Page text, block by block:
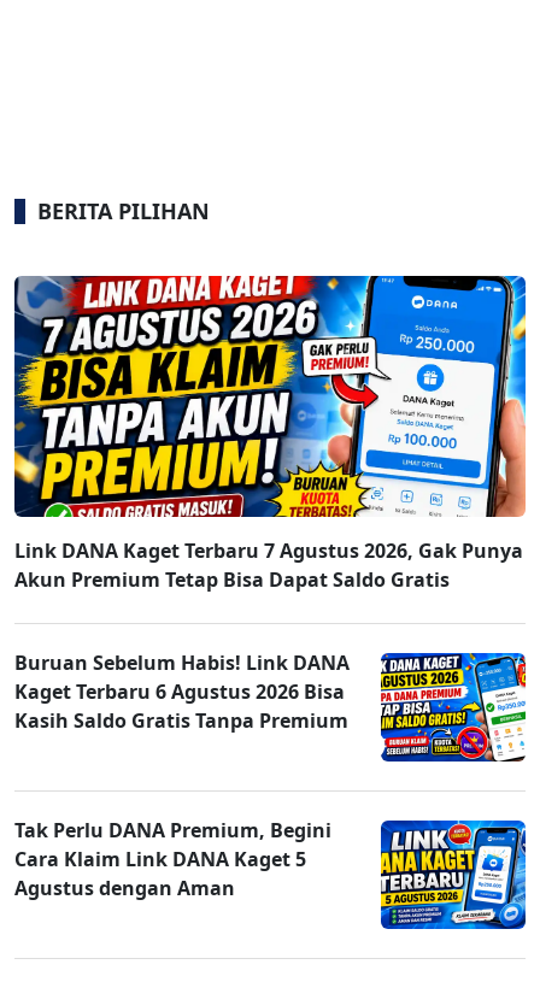
BERITA PILIHAN
Link DANA Kaget Terbaru 7 Agustus 2026, Gak Punya
Akun Premium Tetap Bisa Dapat Saldo Gratis
Buruan Sebelum Habis! Link DANA
Kaget Terbaru 6 Agustus 2026 Bisa
Kasih Saldo Gratis Tanpa Premium
Tak Perlu DANA Premium, Begini
Cara Klaim Link DANA Kaget 5
Agustus dengan Aman